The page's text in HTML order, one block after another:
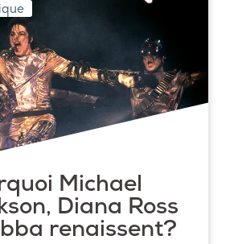
Michael
Diana Ross
renaissent?